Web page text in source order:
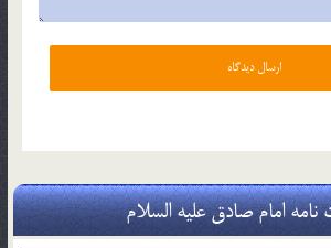
نامه امام صادق علیه السلام